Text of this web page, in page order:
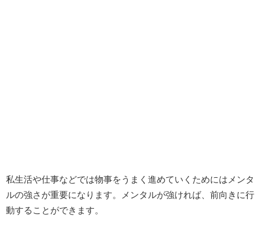
私生活や仕事などでは物事をうまく進めていくためにはメンタ
ルの強さが重要になります。メンタルが強ければ、前向きに行
動することができます。